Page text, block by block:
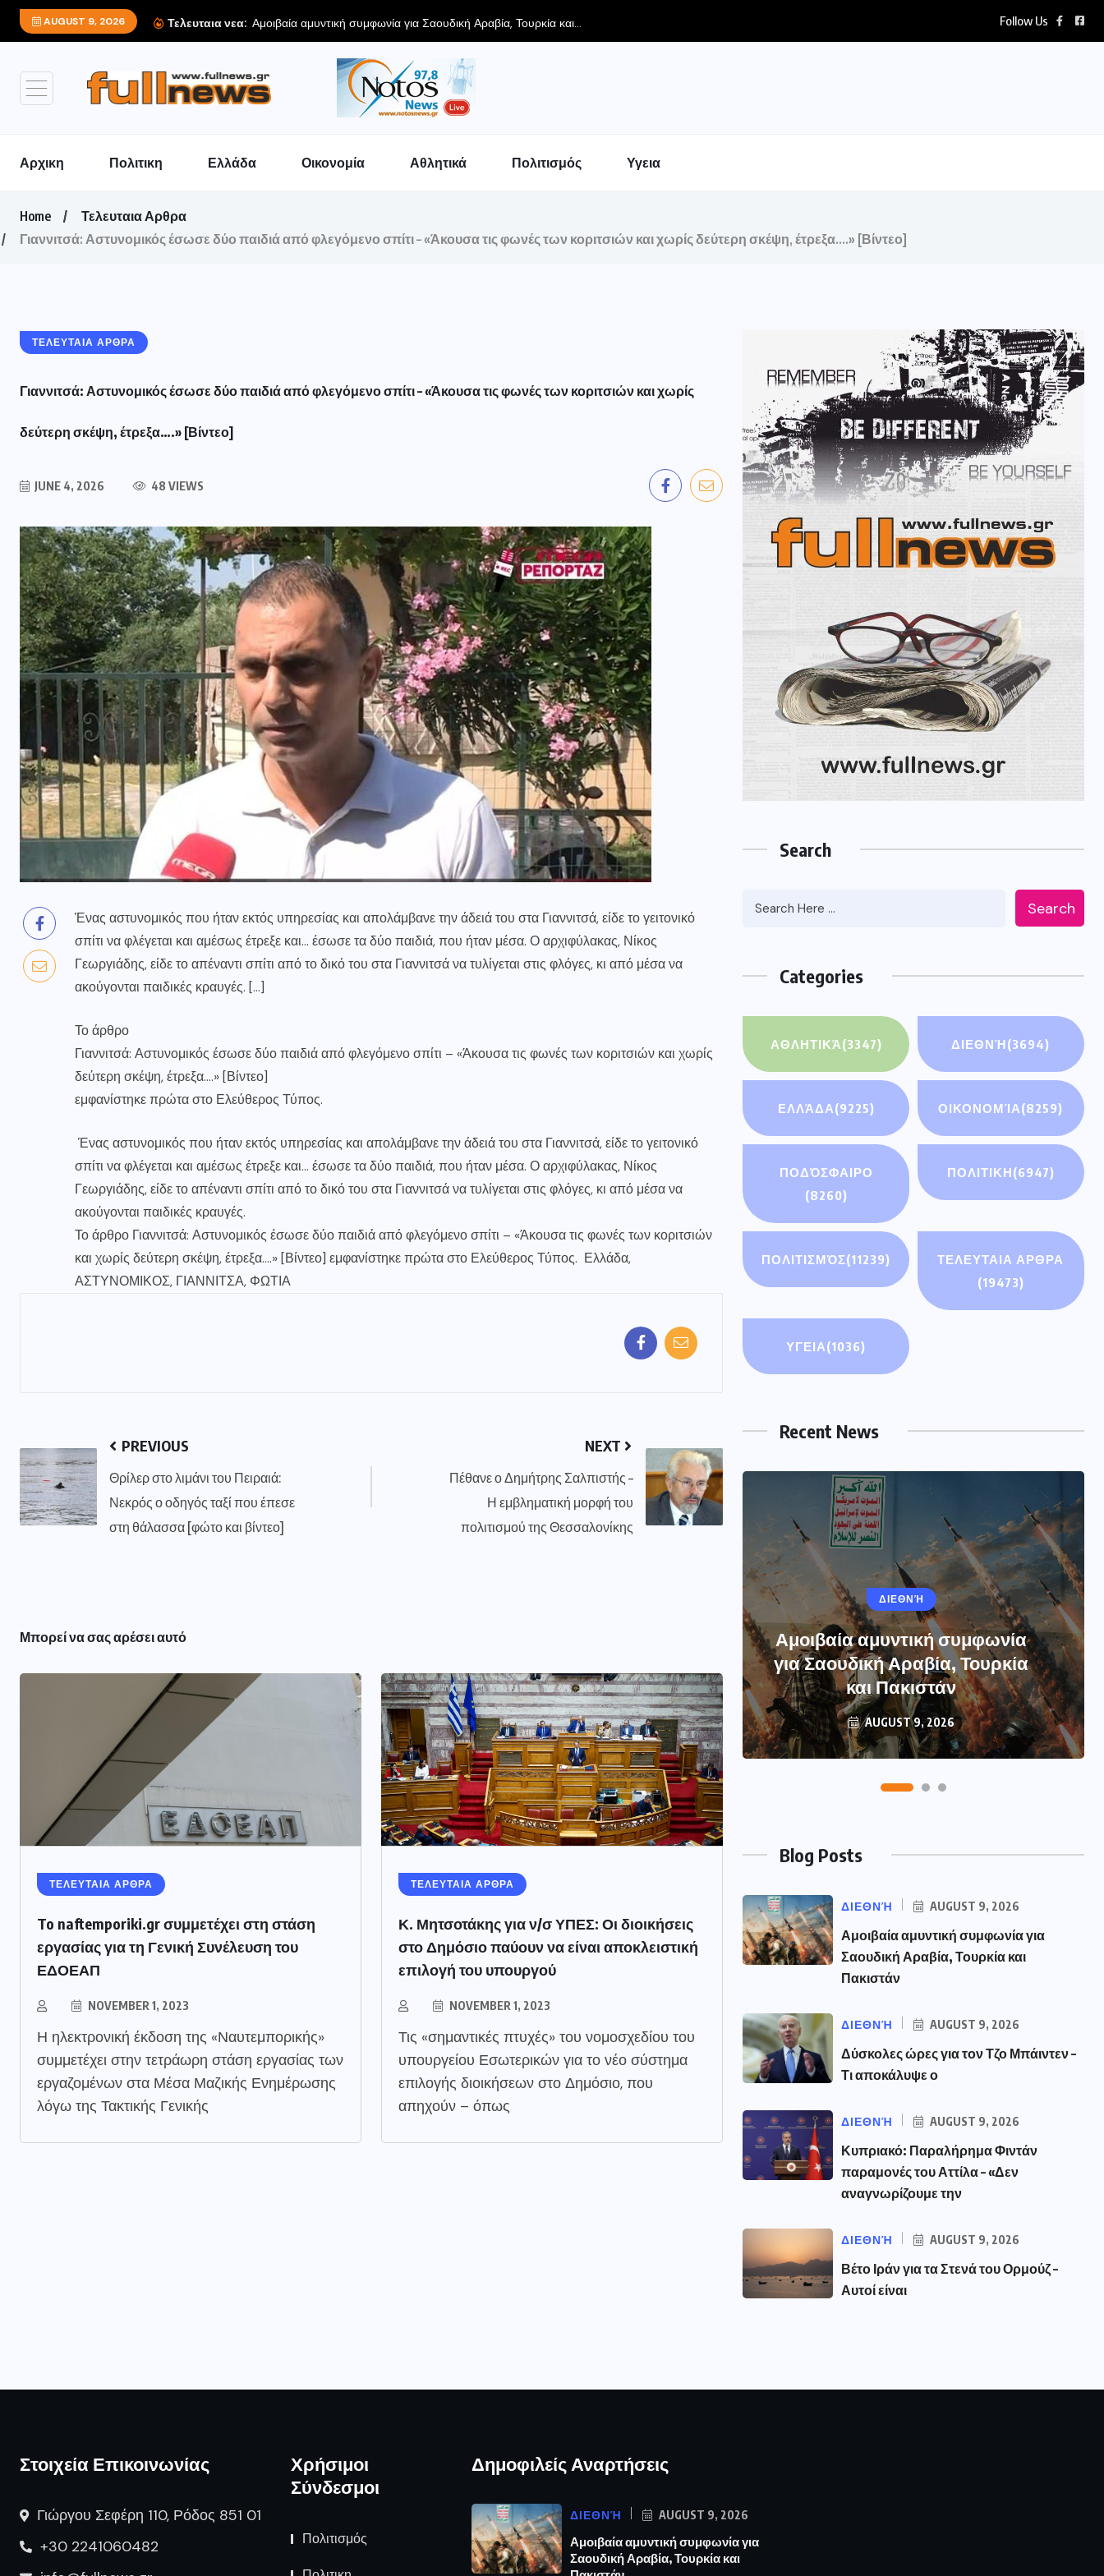
AUGUST 9, 2026 Τελευταια νεα: Αμοιβαία αμυντική συμφωνία για Σαουδική Αραβία, Τουρκία και... Follow Us
Αρχικη Πολιτικη Ελλάδα Οικονομία Αθλητικά Πολιτισμός Υγεια
Home
Τελευταια Αρθρα
Γιαννιτσά: Αστυνομικός έσωσε δύο παιδιά από φλεγόμενο σπίτι – «Άκουσα τις φωνές των κοριτσιών και χωρίς δεύτερη σκέψη, έτρεξα….» [Βίντεο]
ΤΕΛΕΥΤΑΙΑ ΑΡΘΡΑ
Γιαννιτσά: Αστυνομικός έσωσε δύο παιδιά από φλεγόμενο σπίτι – «Άκουσα τις φωνές των κοριτσιών και χωρίς
δεύτερη σκέψη, έτρεξα….» [Βίντεο]
JUNE 4, 2026 48 VIEWS
Ένας αστυνομικός που ήταν εκτός υπηρεσίας και απολάμβανε την άδειά του στα Γιαννιτσά, είδε το γειτονικό
σπίτι να φλέγεται και αμέσως έτρεξε και… έσωσε τα δύο παιδιά, που ήταν μέσα. Ο αρχιφύλακας, Νίκος
Γεωργιάδης, είδε το απέναντι σπίτι από το δικό του στα Γιαννιτσά να τυλίγεται στις φλόγες, κι από μέσα να
ακούγονται παιδικές κραυγές. […]
Το άρθρο
Γιαννιτσά: Αστυνομικός έσωσε δύο παιδιά από φλεγόμενο σπίτι – «Άκουσα τις φωνές των κοριτσιών και χωρίς
δεύτερη σκέψη, έτρεξα….» [Βίντεο]
εμφανίστηκε πρώτα στο Ελεύθερος Τύπος.
Ένας αστυνομικός που ήταν εκτός υπηρεσίας και απολάμβανε την άδειά του στα Γιαννιτσά, είδε το γειτονικό
σπίτι να φλέγεται και αμέσως έτρεξε και… έσωσε τα δύο παιδιά, που ήταν μέσα. Ο αρχιφύλακας, Νίκος
Γεωργιάδης, είδε το απέναντι σπίτι από το δικό του στα Γιαννιτσά να τυλίγεται στις φλόγες, κι από μέσα να
ακούγονται παιδικές κραυγές.
Το άρθρο Γιαννιτσά: Αστυνομικός έσωσε δύο παιδιά από φλεγόμενο σπίτι – «Άκουσα τις φωνές των κοριτσιών
και χωρίς δεύτερη σκέψη, έτρεξα….» [Βίντεο] εμφανίστηκε πρώτα στο Ελεύθερος Τύπος. Ελλάδα,
ΑΣΤΥΝΟΜΙΚΟΣ, ΓΙΑΝΝΙΤΣΑ, ΦΩΤΙΑ
PREVIOUS
Θρίλερ στο λιμάνι του Πειραιά:
Νεκρός ο οδηγός ταξί που έπεσε
στη θάλασσα [φώτο και βίντεο]
NEXT
Πέθανε ο Δημήτρης Σαλπιστής –
Η εμβληματική μορφή του
πολιτισμού της Θεσσαλονίκης
Μπορεί να σας αρέσει αυτό
ΤΕΛΕΥΤΑΙΑ ΑΡΘΡΑ
To naftemporiki.gr συμμετέχει στη στάση
εργασίας για τη Γενική Συνέλευση του
ΕΔΟΕΑΠ
NOVEMBER 1, 2023
Η ηλεκτρονική έκδοση της «Ναυτεμπορικής»
συμμετέχει στην τετράωρη στάση εργασίας των
εργαζομένων στα Μέσα Μαζικής Ενημέρωσης
λόγω της Τακτικής Γενικής
ΤΕΛΕΥΤΑΙΑ ΑΡΘΡΑ
Κ. Μητσοτάκης για ν/σ ΥΠΕΣ: Οι διοικήσεις
στο Δημόσιο παύουν να είναι αποκλειστική
επιλογή του υπουργού
NOVEMBER 1, 2023
Τις «σημαντικές πτυχές» του νομοσχεδίου του
υπουργείου Εσωτερικών για το νέο σύστημα
επιλογής διοικήσεων στο Δημόσιο, που
απηχούν – όπως
Search
Search
Categories
ΑΘΛΗΤΙΚΆ(3347) ΔΙΕΘΝΉ(3694)
ΕΛΛΆΔΑ(9225) ΟΙΚΟΝΟΜΊΑ(8259)
ΠΟΔΌΣΦΑΙΡΟ
(8260)
ΠΟΛΙΤΙΚΗ(6947)
ΠΟΛΙΤΙΣΜΌΣ(11239)
ΤΕΛΕΥΤΑΙΑ ΑΡΘΡΑ
(19473)
ΥΓΕΙΑ(1036)
Recent News
Φιντάν παραμονές του Αττίλα –
ελληνοκυπριακή πλευρά»
AUGUST 9, 2026
ΔΙΕΘΝΉ
Αμοιβαία αμυντική συμφωνία
για Σαουδική Αραβία, Τουρκία
και Πακιστάν
AUGUST 9, 2026
ΔΙΕΘΝΉ
Δύσκολες ώρες για τον Τζο
Μπάιντεν – Τι αποκάλυψε ο γιος
του
AUGUST 9, 2026
Blog Posts
ΔΙΕΘΝΉ AUGUST 9, 2026
Αμοιβαία αμυντική συμφωνία για
Σαουδική Αραβία, Τουρκία και
Πακιστάν
ΔΙΕΘΝΉ AUGUST 9, 2026
Δύσκολες ώρες για τον Τζο Μπάιντεν –
Τι αποκάλυψε ο
ΔΙΕΘΝΉ AUGUST 9, 2026
Κυπριακό: Παραλήρημα Φιντάν
παραμονές του Αττίλα – «Δεν
αναγνωρίζουμε την
ΔΙΕΘΝΉ AUGUST 9, 2026
Βέτο Ιράν για τα Στενά του Ορμούζ –
Αυτοί είναι
Στοιχεία Επικοινωνίας
Γιώργου Σεφέρη 110, Ρόδος 851 01
+30 2241060482
Χρήσιμοι
Σύνδεσμοι
Πολιτισμός
Δημοφιλείς Αναρτήσεις
ΔΙΕΘΝΉ AUGUST 9, 2026
Αμοιβαία αμυντική συμφωνία για
Σαουδική Αραβία, Τουρκία και